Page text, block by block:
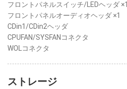
フロントパネルスイッチ/LEDヘッダ ×1
フロントパネルオーディオヘッダ ×1
CDin1/CDin2ヘッダ
CPUFAN/SYSFANコネクタ
WOLコネクタ
ストレージ